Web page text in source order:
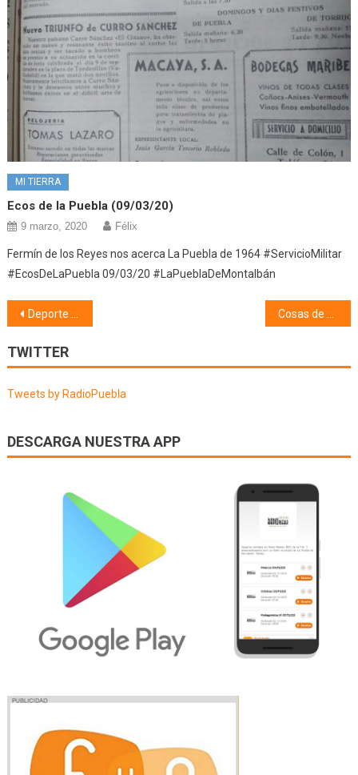
MI TIERRA
Ecos de la Puebla (09/03/20)
9 marzo, 2020 Félix
Fermín de los Reyes nos acerca La Puebla de 1964 #ServicioMilitar
#EcosDeLaPuebla 09/03/20 #LaPueblaDeMontalbán
Navegación
de
entradas
Deporte (20/11/23)
TWITTER
Tweets by RadioPuebla
DESCARGA NUESTRA APP